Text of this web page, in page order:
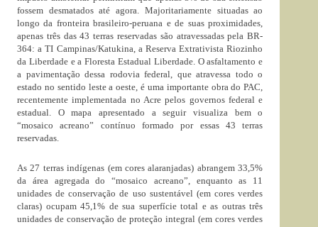
fossem desmatados até agora. Majoritariamente situadas ao
longo da fronteira brasileiro-peruana e de suas proximidades,
apenas três das 43 terras reservadas são atravessadas pela BR-
364: a TI Campinas/Katukina, a Reserva Extrativista Riozinho
da Liberdade e a Floresta Estadual Liberdade. O asfaltamento e
a pavimentação dessa rodovia federal, que atravessa todo o
estado no sentido leste a oeste, é uma importante obra do PAC,
recentemente implementada no Acre pelos governos federal e
estadual. O mapa apresentado a seguir visualiza bem o
“mosaico acreano” contínuo formado por essas 43 terras
reservadas.
As 27 terras indígenas (em cores alaranjadas) abrangem 33,5%
da área agregada do “mosaico acreano”, enquanto as 11
unidades de conservação de uso sustentável (em cores verdes
claras) ocupam 45,1% de sua superfície total e as outras três
unidades de conservação de proteção integral (em cores verdes